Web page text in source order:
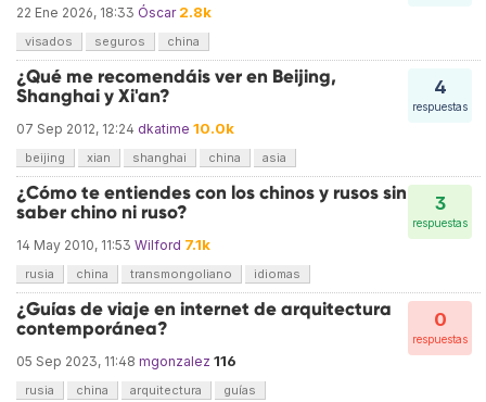
22 Ene 2026, 18:33 Óscar 2.8k
visados seguros china
4
respuestas
¿Qué me recomendáis ver en Beijing,
Shanghai y Xi'an?
07 Sep 2012, 12:24 dkatime 10.0k
beijing xian shanghai china asia
3
respuestas
¿Cómo te entiendes con los chinos y rusos sin
saber chino ni ruso?
14 May 2010, 11:53 Wilford 7.1k
rusia china transmongoliano idiomas
0
respuestas
¿Guías de viaje en internet de arquitectura
contemporánea?
05 Sep 2023, 11:48 mgonzalez 116
rusia china arquitectura guías